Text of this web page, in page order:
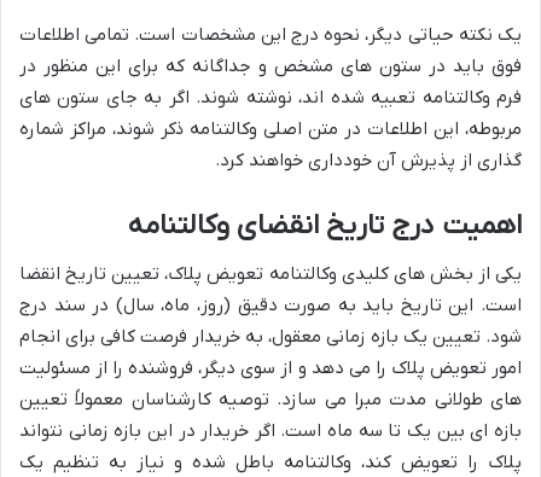
یک نکته حیاتی دیگر، نحوه درج این مشخصات است. تمامی اطلاعات
فوق باید در ستون های مشخص و جداگانه که برای این منظور در
فرم وکالتنامه تعبیه شده اند، نوشته شوند. اگر به جای ستون های
مربوطه، این اطلاعات در متن اصلی وکالتنامه ذکر شوند، مراکز شماره
گذاری از پذیرش آن خودداری خواهند کرد.
اهمیت درج تاریخ انقضای وکالتنامه
یکی از بخش های کلیدی وکالتنامه تعویض پلاک، تعیین تاریخ انقضا
است. این تاریخ باید به صورت دقیق (روز، ماه، سال) در سند درج
شود. تعیین یک بازه زمانی معقول، به خریدار فرصت کافی برای انجام
امور تعویض پلاک را می دهد و از سوی دیگر، فروشنده را از مسئولیت
های طولانی مدت مبرا می سازد. توصیه کارشناسان معمولاً تعیین
بازه ای بین یک تا سه ماه است. اگر خریدار در این بازه زمانی نتواند
پلاک را تعویض کند، وکالتنامه باطل شده و نیاز به تنظیم یک